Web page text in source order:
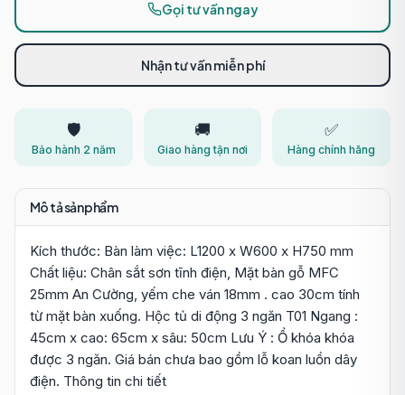
Gọi tư vấn ngay
Nhận tư vấn miễn phí
🛡️
Bảo hành 2 năm
🚚
Giao hàng tận nơi
✅
Hàng chính hãng
Mô tả sản phẩm
Kích thước: Bàn làm việc: L1200 x W600 x H750 mm
Chất liệu: Chân sắt sơn tĩnh điện, Mặt bàn gỗ MFC
25mm An Cường, yếm che ván 18mm . cao 30cm tính
từ mặt bàn xuống. Hộc tủ di động 3 ngăn T01 Ngang :
45cm x cao: 65cm x sâu: 50cm Lưu Ý : Ổ khóa khóa
được 3 ngăn. Giá bán chưa bao gồm lỗ koan luồn dây
điện. Thông tin chi tiết